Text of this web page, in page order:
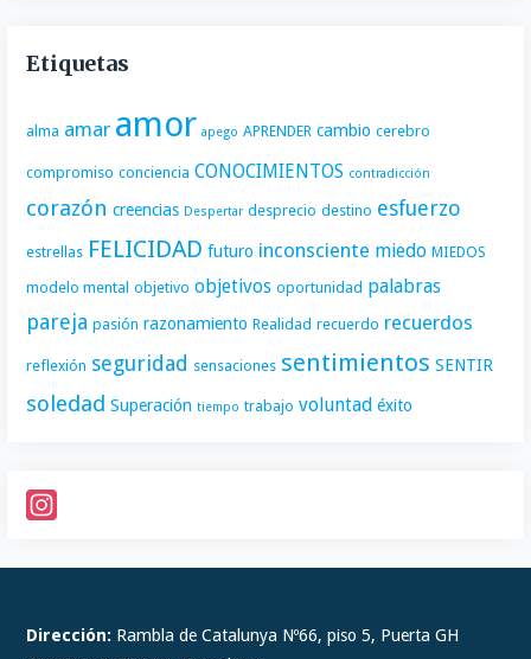
Etiquetas
alma amar amor apego APRENDER cambio cerebro
compromiso conciencia CONOCIMIENTOS contradicción
corazón creencias Despertar desprecio destino esfuerzo
estrellas FELICIDAD futuro inconsciente miedo MIEDOS
modelo mental objetivo objetivos oportunidad palabras
pareja pasión razonamiento Realidad recuerdo recuerdos
reflexión seguridad sensaciones sentimientos SENTIR
soledad Superación tiempo trabajo voluntad éxito
n
t
Dirección: Rambla de Catalunya Nº66, piso 5, Puerta GH